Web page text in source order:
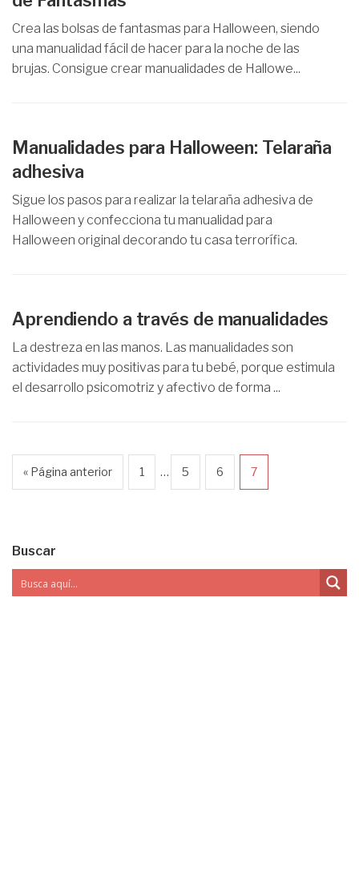
Crea las bolsas de fantasmas para Halloween, siendo
una manualidad fácil de hacer para la noche de las
brujas. Consigue crear manualidades de Hallowe...
Manualidades para Halloween: Telaraña
adhesiva
Sigue los pasos para realizar la telaraña adhesiva de
Halloween y confecciona tu manualidad para
Halloween original decorando tu casa terrorífica.
Aprendiendo a través de manualidades
La destreza en las manos. Las manualidades son
actividades muy positivas para tu bebé, porque estimula
el desarrollo psicomotriz y afectivo de forma ...
« Página anterior 1 … 5 6 7
Buscar